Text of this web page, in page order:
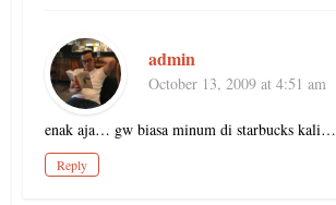
admin
October 13, 2009 at 4:51 am
enak aja… gw biasa minum di starbucks kali…
Reply